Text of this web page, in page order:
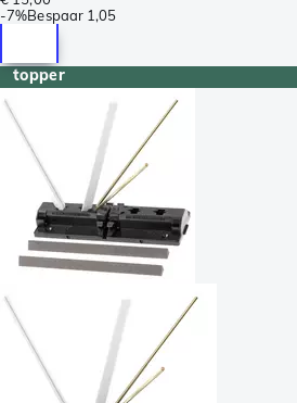
-7%Bespaar 1,05
topper